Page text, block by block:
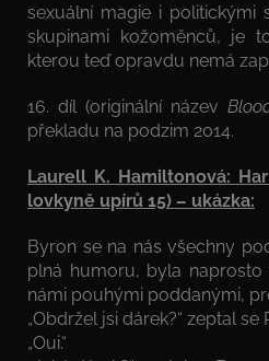
sexuální magie i politickými
skupinami kožoměnců, je
kterou teď opravdu nemá
16. díl (originální název
překladu na podzim 2014.
Laurell K. Hamiltonová:
lovkyně upírů 15) – ukázka:
Byron se na nás všechny
plná humoru, byla naprosto
námi pouhými poddanými,
„Obdržel jsi dárek?“ zeptal se
„Oui.“